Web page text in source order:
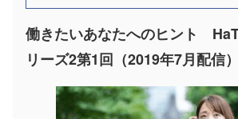
働きたいあなたへのヒント
リーズ2第1回（2019年7月配信）